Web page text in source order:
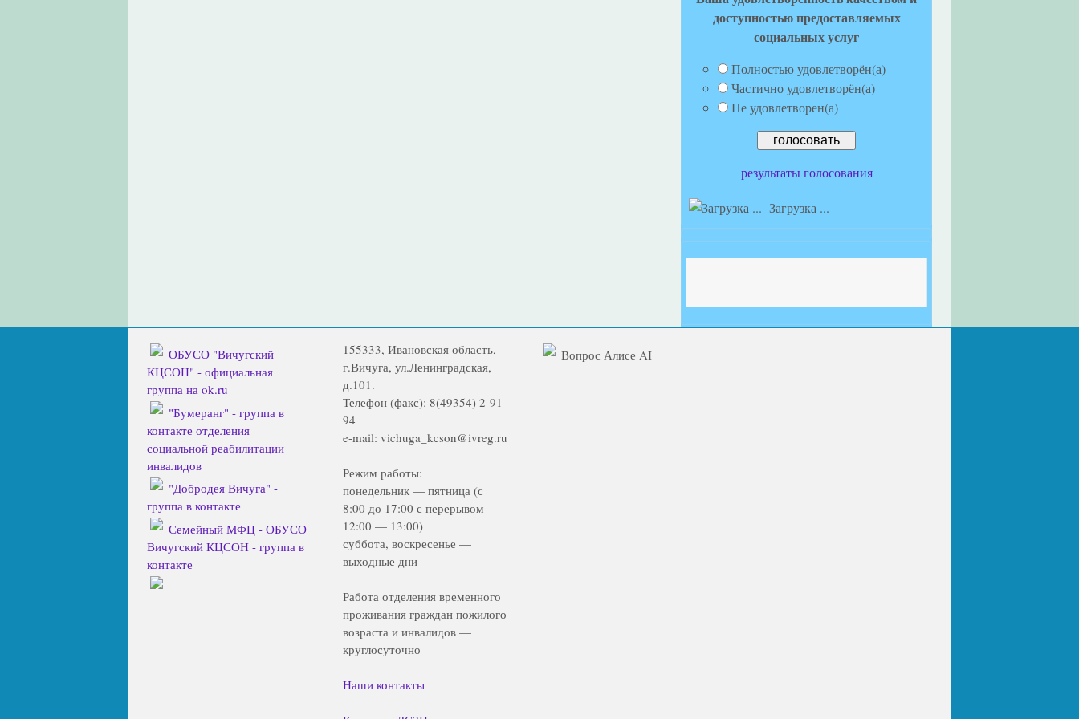
доступностью предоставляемых
социальных услуг
Полностью удовлетворён(а)
Частично удовлетворён(а)
Не удовлетворен(а)
результаты голосования
Загрузка ...
ОБУСО "Вичугский
КЦСОН" - официальная
группа на ok.ru
"Бумеранг" - группа в
контакте отделения
социальной реабилитации
инвалидов
"Добродея Вичуга" -
группа в контакте
Семейный МФЦ - ОБУСО
Вичугский КЦСОН - группа в
контакте
155333, Ивановская область,
г.Вичуга, ул.Ленинградская,
д.101.
Телефон (факс): 8(49354) 2-91-
94
e-mail: vichuga_kcson@ivreg.ru
Режим работы:
понедельник — пятница (с
8:00 до 17:00 с перерывом
12:00 — 13:00)
суббота, воскресенье —
выходные дни
Работа отделения временного
проживания граждан пожилого
возраста и инвалидов —
круглосуточно
Наши контакты
Вопрос Алисе AI